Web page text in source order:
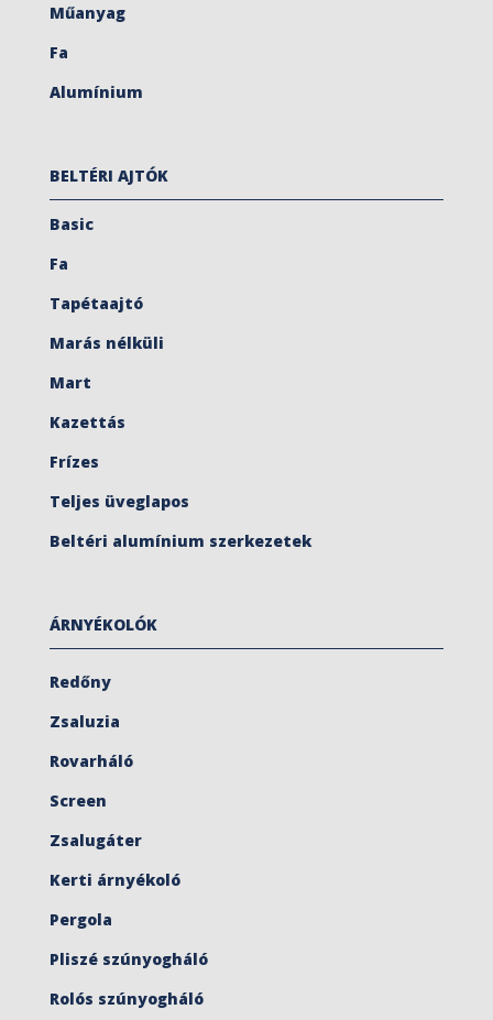
Műanyag
Fa
Alumínium
BELTÉRI AJTÓK
Basic
Fa
Tapétaajtó
Marás nélküli
Mart
Kazettás
Frízes
Teljes üveglapos
Beltéri alumínium szerkezetek
ÁRNYÉKOLÓK
Redőny
Zsaluzia
Rovarháló
Screen
Zsalugáter
Kerti árnyékoló
Pergola
Pliszé szúnyogháló
Rolós szúnyogháló